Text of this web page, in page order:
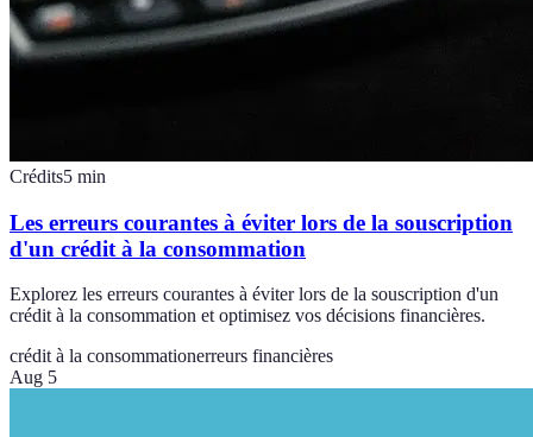
Crédits5 min
Les erreurs courantes à éviter lors de la souscription
d'un crédit à la consommation
Explorez les erreurs courantes à éviter lors de la souscription d'un
crédit à la consommation et optimisez vos décisions financières.
crédit à la consommationerreurs financières
Aug 5